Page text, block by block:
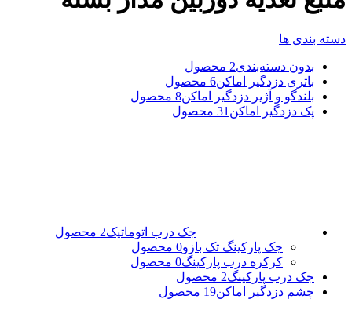
دسته بندی ها
بدون دسته‌بندی2 محصول
باتری دزدگیر اماکن6 محصول
بلندگو و آژیر دزدگیر اماکن8 محصول
پک دزدگیر اماکن 31 محصول
جک درب اتوماتیک2 محصول
جک پارکینگ تک بازو0 محصول
کرکره درب پارکینگ0 محصول
جک درب پارکینگ2 محصول
چشم دزدگیر اماکن19 محصول